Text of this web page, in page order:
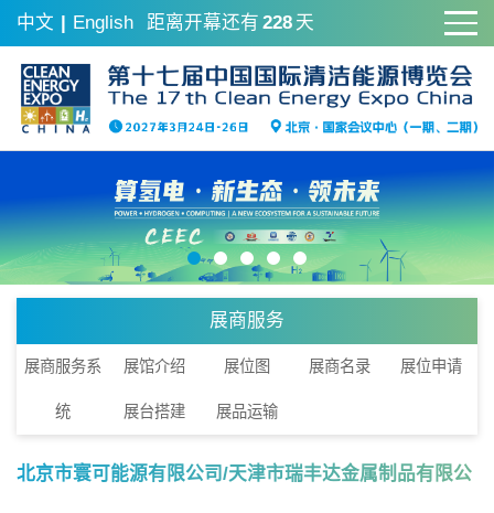
中文 | English 距离开幕还有 228 天
展商服务
展商服务系
统
展馆介绍 展位图 展商名录 展位申请
展台搭建 展品运输
北京市寰可能源有限公司/天津市瑞丰达金属制品有限公